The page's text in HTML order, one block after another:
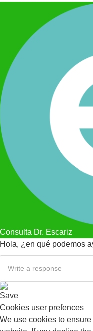
Consulta Dr. Escariz
Hola, ¿en qué podemos
Save
Cookies user prefences
We use cookies to